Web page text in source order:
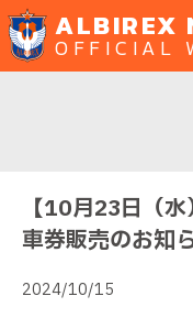
ALBIREX
OFFICIAL
【10月23日（
車券販売のお知
2024/10/15